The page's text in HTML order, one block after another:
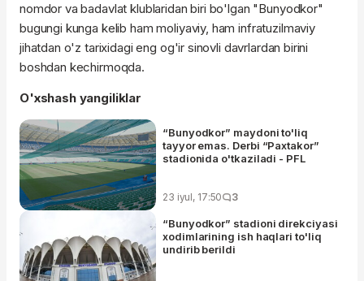
nomdor va badavlat klublaridan biri bo'lgan "Bunyodkor"
bugungi kunga kelib ham moliyaviy, ham infratuzilmaviy
jihatdan o'z tarixidagi eng og'ir sinovli davrlardan birini
boshdan kechirmoqda.
O'xshash yangiliklar
“Bunyodkor” maydoni to'liq
tayyor emas. Derbi “Paxtakor”
stadionida o'tkaziladi - PFL
23 iyul, 17:50 3
“Bunyodkor” stadioni direkciyasi
xodimlarining ish haqlari to'liq
undirib berildi